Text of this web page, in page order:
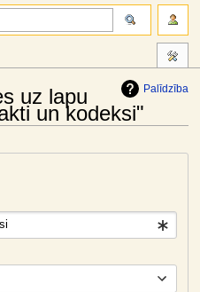
Palīdzība
uz lapu
un kodeksi"